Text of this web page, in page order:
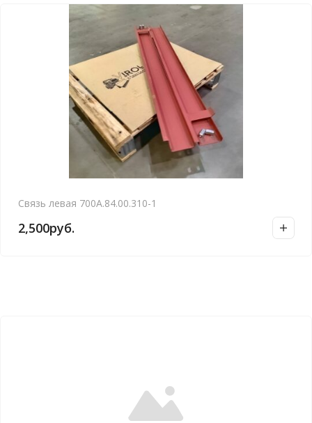
Связь левая 700А.84.00.310-1
2,500руб.